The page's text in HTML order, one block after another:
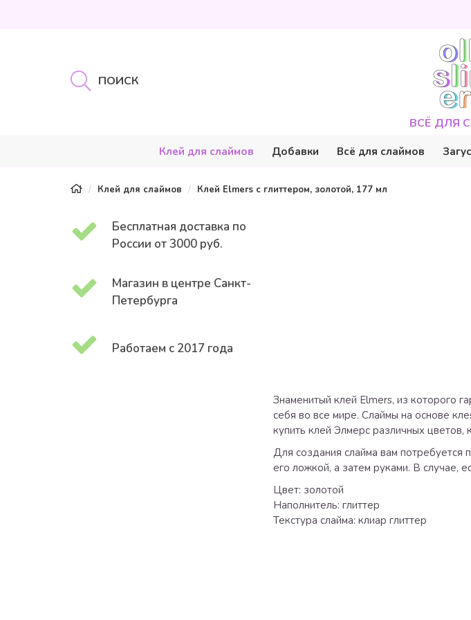
ВСЁ ДЛЯ
Клей для слаймов Добавки Всё для слаймов
Клей для слаймов Клей Elmers с глиттером, золотой, 177 мл
Бесплатная доставка по
России от 3000 руб.
Магазин в центре Санкт-
Петербурга
Работаем с 2017 года
Знаменитый клей Elmers, из которого
себя во все мире. Слаймы на основе
купить клей Элмерс различных цветов,
Для создания слайма вам потребуется
его ложкой, а затем руками. В случае,
Цвет: золотой
Наполнитель: глиттер
Текстура слайма: клиар глиттер